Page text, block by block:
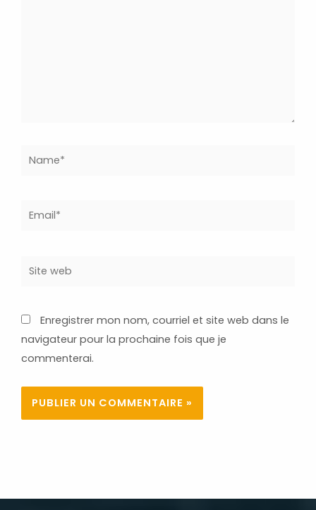
Name*
Email*
Site
Enregistrer mon nom, courriel et site web dans le
navigateur pour la prochaine fois que je
commenterai.